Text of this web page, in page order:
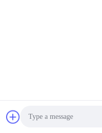
Werktijd